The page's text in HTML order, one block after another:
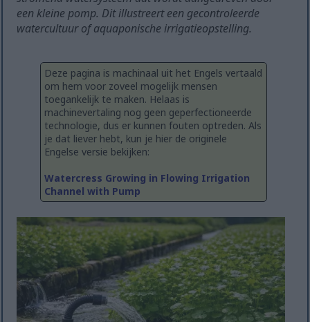
een kleine pomp. Dit illustreert een gecontroleerde
watercultuur of aquaponische irrigatieopstelling.
Deze pagina is machinaal uit het Engels vertaald
om hem voor zoveel mogelijk mensen
toegankelijk te maken. Helaas is
machinevertaling nog geen geperfectioneerde
technologie, dus er kunnen fouten optreden. Als
je dat liever hebt, kun je hier de originele
Engelse versie bekijken:
Watercress Growing in Flowing Irrigation
Channel with Pump